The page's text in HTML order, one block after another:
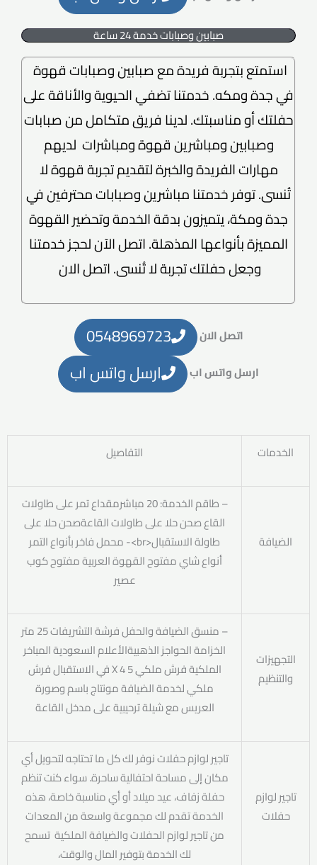
صبابين وصبابات خدمة 24 ساعة
استمتع بتجربة فريدة مع صبابين وصبابات قهوة
في جدة ومكه. خدمتنا تضفي الحيوية والأناقة على
حفلتك أو مناسبتك. لدينا فريق متكامل من صبابات
وصبابين ومباشرين قهوة ومباشرات لديهم
مهارات الفريدة والخبرة لتقديم تجربة قهوة لا
تُنسى. توفر خدمتنا مباشرين وصبابات محترفين في
جدة ومكة، يتميزون بدقة الخدمة وتحضير القهوة
المميزة بأنواعها المذهلة. اتصل الآن لحجز خدمتنا
وجعل حفلتك تجربة لا تُنسى. اتصل الان
اتصل الان 0548969723
ارسل واتس اب ارسل واتس اب
الخدمات التفاصيل
الضيافة
– طاقم الخدمة: 20 مباشرمقداع تمر على طاولات
القاع صحن حلا على طاولات القاعةصحن حلا على
طاولة الاستقبال<br>- محمل فاخر بأنواع التمر
أنواع شاي مفتوح القهوة العربية مفتوح كوب
عصير
التجهيزات
والتنظيم
– منسق الضيافة والحفل فرشة التشريفات 25 متر
الخزامة الحواجز الذهبيةالأعلام السعودية المباخر
الملكية فرش ملكي 5 X 4 في الاستقبال فرش
ملكي لخدمة الضيافة مونتاج باسم وصورة
العريس مع شيلة ترحيبية على مدخل القاعة
تاجير لوازم
حفلات
تاجير لوازم حفلات نوفر لك كل ما تحتاجه لتحويل أي
مكان إلى مساحة احتفالية ساحرة. سواء كنت تنظم
حفلة زفاف، عيد ميلاد أو أي مناسبة خاصة، هذه
الخدمة تقدم لك مجموعة واسعة من المعدات
من تاجير لوازم الحفلات والضيافة الملكية تسمح
لك الخدمة بتوفير المال والوقت،